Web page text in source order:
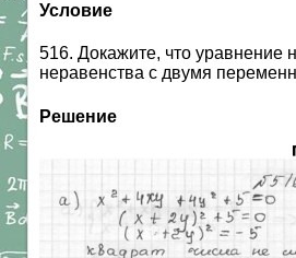
Условие
516. Докажите, что уравнение
неравенства с двумя
Решение